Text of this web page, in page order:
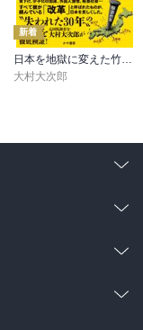
新着
大村大次郎